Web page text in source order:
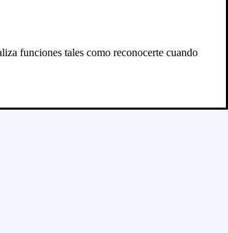
funciones tales como reconocerte cuando